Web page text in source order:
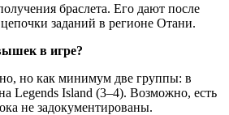
браслета. Его дают после
заданий в регионе Отани.
в игре?
но как минимум две группы: в
Legends Island (3–4). Возможно, есть
не задокументированы.